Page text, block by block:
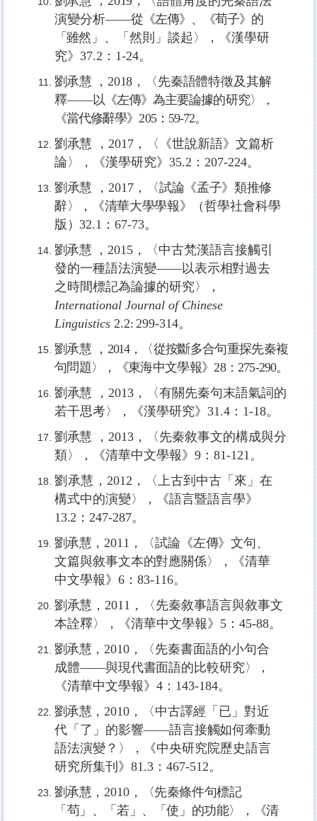
演變分析——從《左傳》、《荀子》的
「雖然」、「然則」談起〉，《漢學研
究》 37.2 ： 1-24。
劉承慧 ，2018，
〈先秦語體特徵及其解
釋——以《左傳》為主要論據的研究〉，
《當代修辭學》205： 59-72。
劉承慧 ， 2017，
〈《世說新語》文篇析
論〉，《漢學研究》 35.2 ： 207-224。
劉承慧 ，2017，
〈試論《孟子》類推修
辭〉，《清華大學學報》
（哲學社會科學
版 ）32.1 ：67-73。
劉承慧 ，2015，
〈中古梵漢語言接觸引
發的一種語法演變——以表示相對過去
之 時間標記為論據的研究〉
，
International Journal of Chinese
Linguistics 2.2: 299-314。
劉承慧 ，2014，
〈從按斷多合句重探先秦複
句問題〉，《東海中文學報》28： 275-290。
劉承慧 ， 2013，
〈有關先秦句末語氣詞的
若干思考〉，《漢學研究》 31.4 ： 1-18。
劉承慧 ，2013，
〈先秦敘事文的構成與分
類〉，《清華中文學報》 9 ： 81-121。
劉承慧 ， 2012，
〈上古到中古「來」在
構式中的演變〉，《語言暨語言學》
13.2 ：247-287。
劉承慧， 2011，
〈試論《左傳》文句、
文篇與敘事文本的對應關係〉，《清華
中文學報》 6： 83-116。
劉承慧， 2011，
〈先秦敘事語言與敘事文
本詮釋〉，《清華中文學報》 5 ： 45-88。
劉承慧， 2010，
〈先秦書面語的小句合
成體——與現代書面語的比較研究〉，
《清華中文學報》 4： 143-184。
劉承慧， 2010，
〈中古譯經「已」對近
代「了」的影響——語言接觸如何牽動
語法演變？〉，《中央研究院歷史語言
研究所集刊》 81.3 ： 467-512。
劉承慧， 2010，
〈先秦條件句標記
「茍」、「若」、「使」的功能〉，《清